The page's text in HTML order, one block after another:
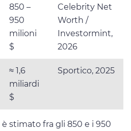
850 –
950
milioni
$
Celebrity Net
Worth /
Investormint,
2026
≈ 1,6
miliardi
$
Sportico, 2025
è stimato fra gli 850 e i 950